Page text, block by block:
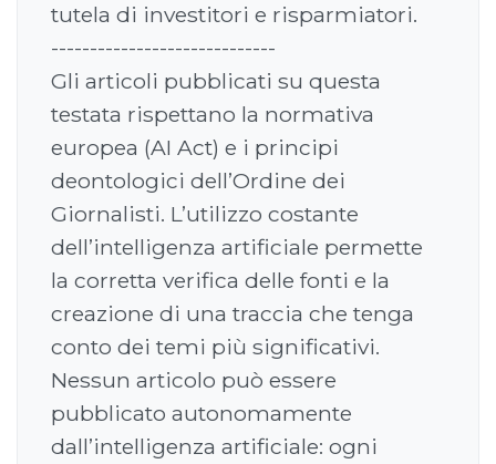
tutela di investitori e risparmiatori.
-----------------------------
Gli articoli pubblicati su questa
testata rispettano la normativa
europea (AI Act) e i principi
deontologici dell’Ordine dei
Giornalisti. L’utilizzo costante
dell’intelligenza artificiale permette
la corretta verifica delle fonti e la
creazione di una traccia che tenga
conto dei temi più significativi.
Nessun articolo può essere
pubblicato autonomamente
dall’intelligenza artificiale: ogni